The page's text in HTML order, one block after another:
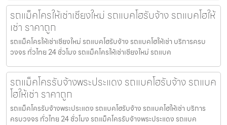
รถแม็คโครให้เช่าเชียงใหม่ รถแบคโฮรับจ้าง รถแบคโฮให้
เช่า ราคาถูก
รถแม็คโครให้เช่าเชียงใหม่ รถแบคโฮรับจ้าง รถแบคโฮให้เช่า บริการครบ
วงจร ทั่วไทย 24 ชั่วโมง รถแม็คโครให้เช่าเชียงใหม่ รถแบค
รถแม็คโครรับจ้างพระประแดง รถแบคโฮรับจ้าง รถแบค
โฮให้เช่า ราคาถูก
รถแม็คโครรับจ้างพระประแดง รถแบคโฮรับจ้าง รถแบคโฮให้เช่า บริการ
ครบวงจร ทั่วไทย 24 ชั่วโมง รถแม็คโครรับจ้างพระประแดง รถแบค